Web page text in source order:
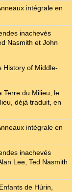
intégrale en
inachevés
Nasmith et John
History of Middle-
Terre du Milieu, le
déjà traduit, en
intégrale en
inachevés
Lee, Ted Nasmith
de Húrin,